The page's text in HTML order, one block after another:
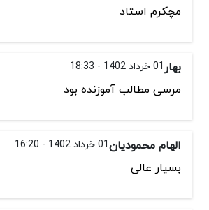
مچکرم استاد
بهار01 خرداد 1402 - 18:33
مرسی مطالب آموزنده بود
الهام محمودیان01 خرداد 1402 - 16:20
بسیار عالی